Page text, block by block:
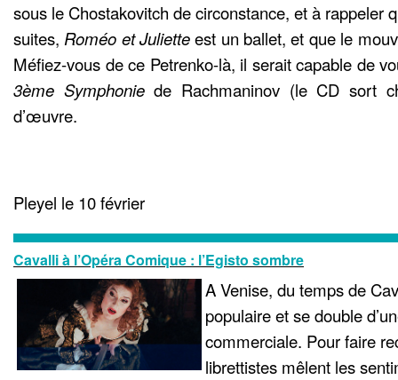
sous le Chostakovitch de circonstance, et à rappeler
suites,Roméo et Julietteest un ballet, et que le
Méfiez-vous de ce Petrenko-là, il serait capable de
3ème Symphoniede Rachmaninov (le CD sort
d’œuvre.
Pleyel le 10 février
Cavalli à l’Opéra Comique : l’Egisto sombre
A Venise, du temps de
populaire et se double
commerciale. Pour faire
librettistes mêlent les